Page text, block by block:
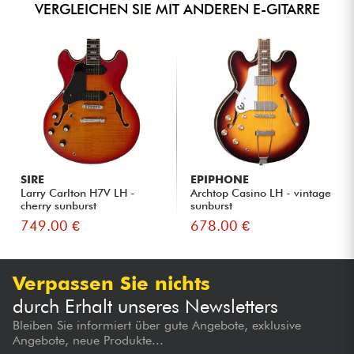
VERGLEICHEN SIE MIT ANDEREN E-GITARRE
SIRE
Larry Carlton H7V LH -
cherry sunburst
749.00 €
EPIPHONE
Archtop Casino LH - vintage
sunburst
678.00 €
Verpassen Sie nichts
durch Erhalt unseres Newsletters
Bleiben Sie informiert über gute Angebote, exklusive
Angebote, neue Produkte...